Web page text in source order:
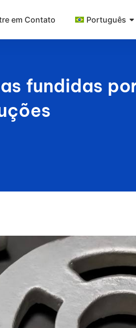
em Contato Português
fundidas